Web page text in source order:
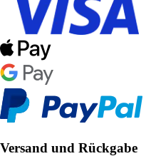
Versand und Rückgabe